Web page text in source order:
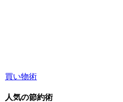
買い物術
人気の節約術